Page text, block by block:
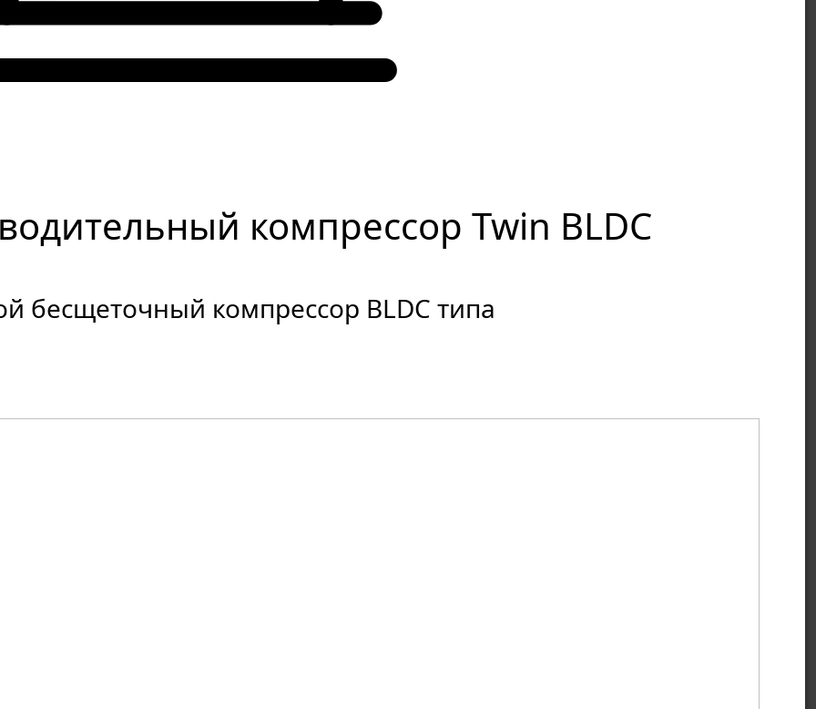
компрессор Twin BLDC
бесщеточный компрессор BLDC типа